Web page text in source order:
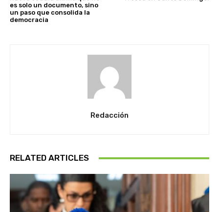
es solo un documento, sino
un paso que consolida la
democracia
Redacción
RELATED ARTICLES